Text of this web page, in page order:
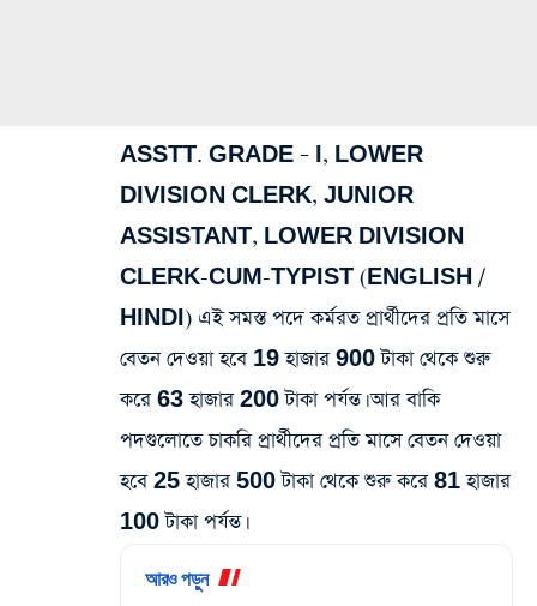
ASSTT. GRADE – I, LOWER
DIVISION CLERK, JUNIOR
ASSISTANT, LOWER DIVISION
CLERK-CUM-TYPIST (ENGLISH /
HINDI) এই সমস্ত পদে কর্মরত প্রার্থীদের প্রতি মাসে
বেতন দেওয়া হবে 19 হাজার 900 টাকা থেকে শুরু
করে 63 হাজার 200 টাকা পর্যন্ত। আর বাকি
পদগুলোতে চাকরি প্রার্থীদের প্রতি মাসে বেতন দেওয়া
হবে 25 হাজার 500 টাকা থেকে শুরু করে 81 হাজার
100 টাকা পর্যন্ত।
আরও পড়ুন